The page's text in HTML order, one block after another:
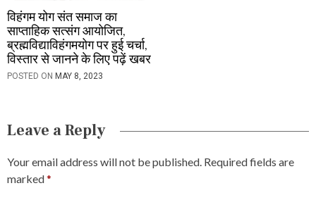
विहंगम योग संत समाज का
साप्ताहिक सत्संग आयोजित,
ब्रह्मविद्याविहंगमयोग पर हुई चर्चा,
विस्तार से जानने के लिए पढ़ें खबर
POSTED ON MAY 8, 2023
Leave a Reply
Your email address will not be published. Required fields are
marked*